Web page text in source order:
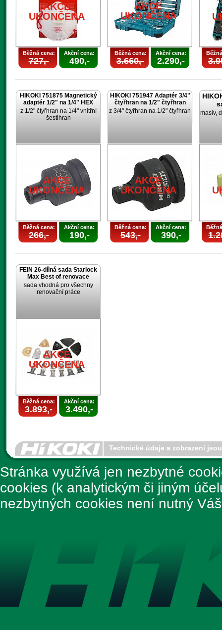
AKCE
UKONČENA
Běžná cena:
727,-
Akční cena:
490,-
AKCE
UKONČENA
Běžná cena:
3.660,-
Akční cena:
2.290,-
HIKOKI 751875 Magnetický
adaptér 1/2" na 1/4" HEX
z 1/2" čtyřhran na 1/4" vnitřní
šestihran
AKCE
UKONČENA
Běžná cena:
266,-
Akční cena:
190,-
HIKOKI 751947 Adaptér 3/4"
čtyřhran na 1/2" čtyřhran
z 3/4" čtyřhran na 1/2" čtyřhran
AKCE
UKONČENA
Běžná cena:
543,-
Akční cena:
390,-
masiv,
FEIN 26-dílná sada Starlock
Max Best of renovace
sada vhodná pro všechny
renovační práce
AKCE
UKONČENA
Běžná cena:
3.893,-
Akční cena:
3.490,-
Technické údaje a zobrazení
Stránka využívá jen nezbytné
cookies (k analytickým či jiným
nezbytných cookies není nutný